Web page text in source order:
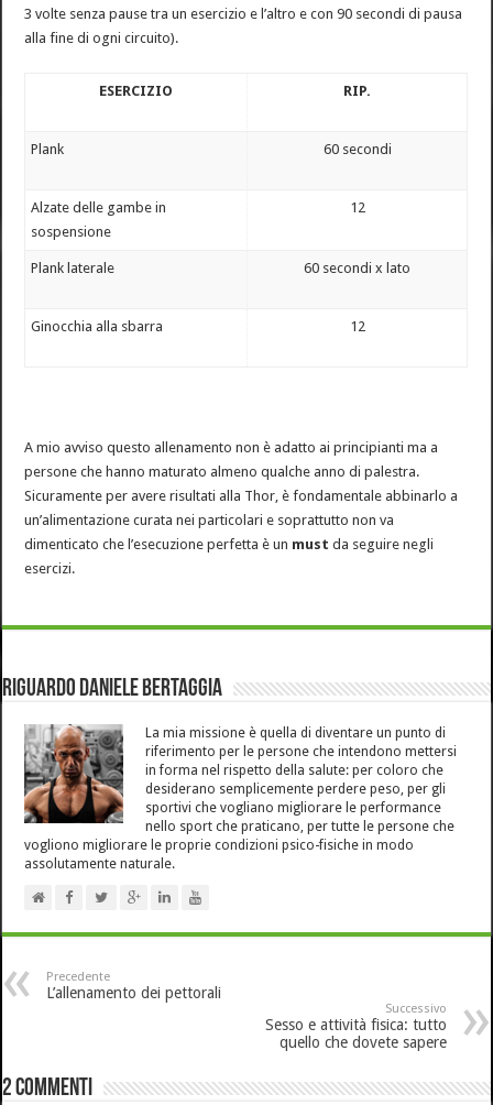
3 volte senza pause tra un esercizio e l’altro e con 90 secondi di pausa
alla fine di ogni circuito).
ESERCIZIO RIP.
Plank 60 secondi
Alzate delle gambe in
sospensione
12
Plank laterale 60 secondi x lato
Ginocchia alla sbarra 12
A mio avviso questo allenamento non è adatto ai principianti ma a
persone che hanno maturato almeno qualche anno di palestra.
Sicuramente per avere risultati alla Thor, è fondamentale abbinarlo a
un’alimentazione curata nei particolari e soprattutto non va
dimenticato che l’esecuzione perfetta è un must da seguire negli
esercizi.
Riguardo Daniele Bertaggia
La mia missione è quella di diventare un punto di
riferimento per le persone che intendono mettersi
in forma nel rispetto della salute: per coloro che
desiderano semplicemente perdere peso, per gli
sportivi che vogliano migliorare le performance
nello sport che praticano, per tutte le persone che
vogliono migliorare le proprie condizioni psico-fisiche in modo
assolutamente naturale.
Precedente
L’allenamento dei pettorali
Successivo
Sesso e attività fisica: tutto
quello che dovete sapere
2 Commenti